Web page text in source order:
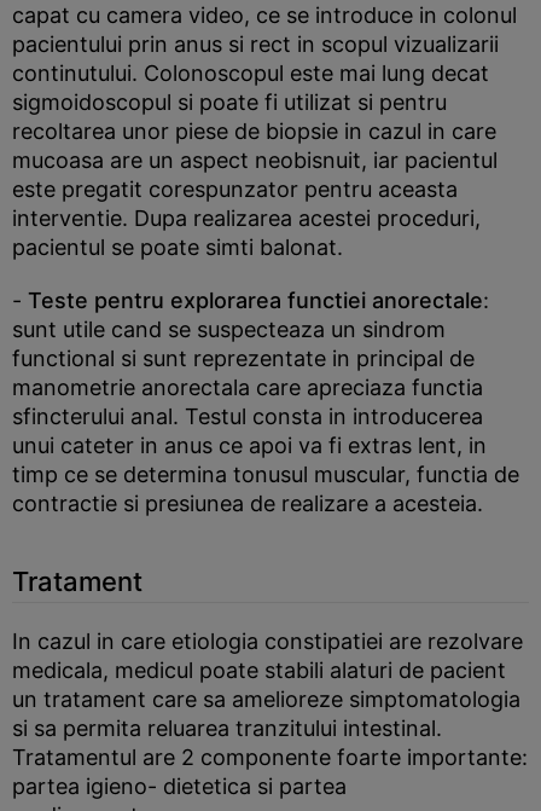
capat cu camera video, ce se introduce in colonul
pacientului prin anus si rect in scopul vizualizarii
continutului. Colonoscopul este mai lung decat
sigmoidoscopul si poate fi utilizat si pentru
recoltarea unor piese de biopsie in cazul in care
mucoasa are un aspect neobisnuit, iar pacientul
este pregatit corespunzator pentru aceasta
interventie. Dupa realizarea acestei proceduri,
pacientul se poate simti balonat.
- Teste pentru explorarea functiei anorectale:
sunt utile cand se suspecteaza un sindrom
functional si sunt reprezentate in principal de
manometrie anorectala care apreciaza functia
sfincterului anal. Testul consta in introducerea
unui cateter in anus ce apoi va fi extras lent, in
timp ce se determina tonusul muscular, functia de
contractie si presiunea de realizare a acesteia.
Tratament
In cazul in care etiologia constipatiei are rezolvare
medicala, medicul poate stabili alaturi de pacient
un tratament care sa amelioreze simptomatologia
si sa permita reluarea tranzitului intestinal.
Tratamentul are 2 componente foarte importante:
partea igieno- dietetica si partea